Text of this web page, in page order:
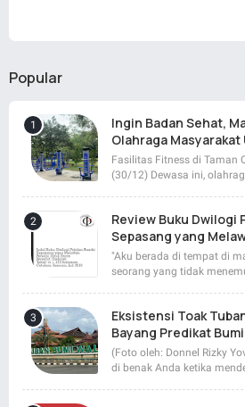
Popular
Ingin Badan Sehat,
Olahraga Masyarakat
Fasilitas Fitness di Taman
(30/12) Dewasa ini,
Review Buku Dwilogi
Sepasang yang
"Aku berada di tempat di
seorang yang tidak
Eksistensi Toak
Bayang Predikat Bumi
(Foto oleh: Donnel Rizky
di benak Anda ketika